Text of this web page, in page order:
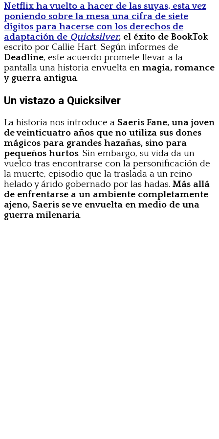
Netflix ha vuelto a hacer de las suyas, esta vez
poniendo sobre la mesa una cifra de siete
dígitos para hacerse con los derechos de
adaptación de Quicksilver, el éxito de BookTok
escrito por Callie Hart. Según informes de
Deadline, este acuerdo promete llevar a la
pantalla una historia envuelta en magia, romance
y guerra antigua.
Un vistazo a Quicksilver
La historia nos introduce a Saeris Fane, una joven
de veinticuatro años que no utiliza sus dones
mágicos para grandes hazañas, sino para
pequeños hurtos. Sin embargo, su vida da un
vuelco tras encontrarse con la personificación de
la muerte, episodio que la traslada a un reino
helado y árido gobernado por las hadas. Más allá
de enfrentarse a un ambiente completamente
ajeno, Saeris se ve envuelta en medio de una
guerra milenaria.